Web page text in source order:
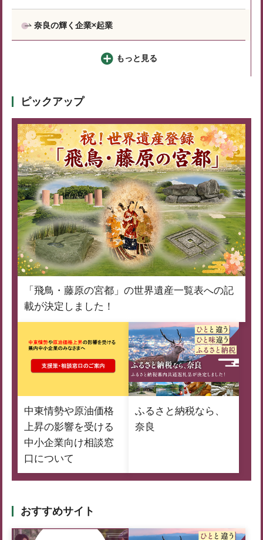
奈良の輝く企業×起業
もっと見る
ピックアップ
「飛鳥・藤原の宮都」の世界遺産一覧表への記
載が決定しました！
中東情勢や原油価格
上昇の影響を受ける
中小企業向け相談窓
口について
ふるさと納税なら、
奈良
おすすめサイト